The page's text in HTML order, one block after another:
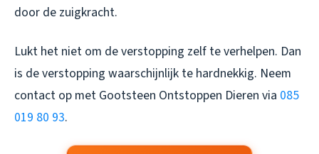
door de zuigkracht.
Lukt het niet om de verstopping zelf te verhelpen. Dan
is de verstopping waarschijnlijk te hardnekkig. Neem
contact op met Gootsteen Ontstoppen Dieren via 085
019 80 93.